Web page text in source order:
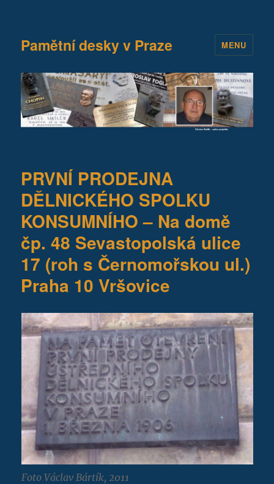
Pamětní desky v Praze MENU
PRVNÍ PRODEJNA
DĚLNICKÉHO SPOLKU
KONSUMNÍHO – Na domě
čp. 48 Sevastopolská ulice
17 (roh s Černomořskou ul.)
Praha 10 Vršovice
Foto Václav Bártík, 2011